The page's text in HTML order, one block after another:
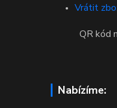
Vrátit
QR kód
Nabízíme: